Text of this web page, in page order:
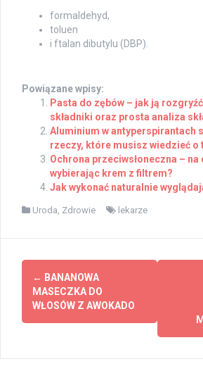
formaldehyd,
toluen
i ftalan dibutylu (DBP).
Powiązane wpisy:
Pasta do zębów – jak ją
składniki oraz prosta analiza
Aluminium w antyperspirantach
rzeczy, które musisz wiedzieć o
Ochrona przeciwsłoneczna –
wybierając krem z filtrem?
Jak wykonać naturalnie
Uroda, Zdrowie lekarze
Post
navigation
← BANANOWA
MASECZKA DO
WŁOSÓW Z AWOKADO